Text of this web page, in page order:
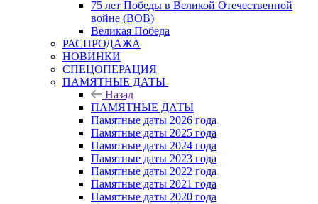
75 лет Победы в Великой Отечественной
войне (ВОВ)
Великая Победа
РАСПРОДАЖА
НОВИНКИ
СПЕЦОПЕРАЦИЯ
ПАМЯТНЫЕ ДАТЫ
Назад
ПАМЯТНЫЕ ДАТЫ
Памятные даты 2026 года
Памятные даты 2025 года
Памятные даты 2024 года
Памятные даты 2023 года
Памятные даты 2022 года
Памятные даты 2021 года
Памятные даты 2020 года